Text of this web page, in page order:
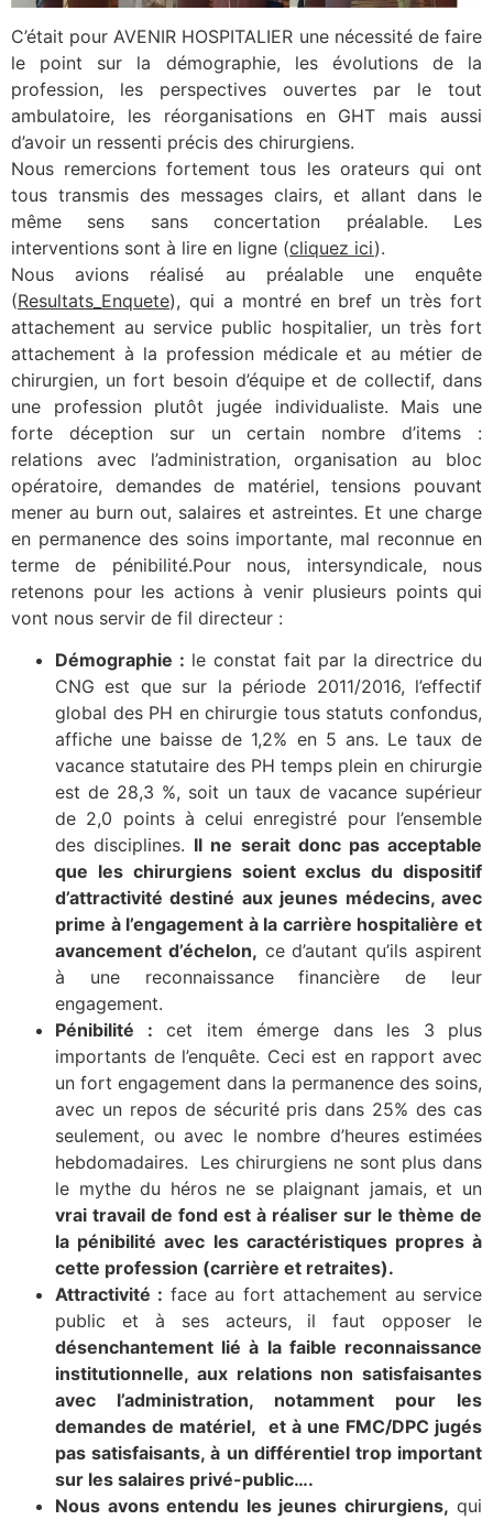
C’était pour AVENIR HOSPITALIER une nécessité de faire
le point sur la démographie, les évolutions de la
profession, les perspectives ouvertes par le tout
ambulatoire, les réorganisations en GHT mais aussi
d’avoir un ressenti précis des chirurgiens.
Nous remercions fortement tous les orateurs qui ont
tous transmis des messages clairs, et allant dans le
même sens sans concertation préalable. Les
interventions sont à lire en ligne (cliquez ici).
Nous avions réalisé au préalable une enquête
(Resultats_Enquete), qui a montré en bref un très fort
attachement au service public hospitalier, un très fort
attachement à la profession médicale et au métier de
chirurgien, un fort besoin d’équipe et de collectif, dans
une profession plutôt jugée individualiste. Mais une
forte déception sur un certain nombre d’items :
relations avec l’administration, organisation au bloc
opératoire, demandes de matériel, tensions pouvant
mener au burn out, salaires et astreintes. Et une charge
en permanence des soins importante, mal reconnue en
terme de pénibilité.Pour nous, intersyndicale, nous
retenons pour les actions à venir plusieurs points qui
vont nous servir de fil directeur :
Démographie : le constat fait par la directrice du
CNG est que sur la période 2011/2016, l’effectif
global des PH en chirurgie tous statuts confondus,
affiche une baisse de 1,2% en 5 ans. Le taux de
vacance statutaire des PH temps plein en chirurgie
est de 28,3 %, soit un taux de vacance supérieur
de 2,0 points à celui enregistré pour l’ensemble
des disciplines. Il ne serait donc pas acceptable
que les chirurgiens soient exclus du dispositif
d’attractivité destiné aux jeunes médecins, avec
prime à l’engagement à la carrière hospitalière et
avancement d’échelon, ce d’autant qu’ils aspirent
à une reconnaissance financière de leur
engagement.
Pénibilité : cet item émerge dans les 3 plus
importants de l’enquête. Ceci est en rapport avec
un fort engagement dans la permanence des soins,
avec un repos de sécurité pris dans 25% des cas
seulement, ou avec le nombre d’heures estimées
hebdomadaires. Les chirurgiens ne sont plus dans
le mythe du héros ne se plaignant jamais, et un
vrai travail de fond est à réaliser sur le thème de
la pénibilité avec les caractéristiques propres à
cette profession (carrière et retraites).
Attractivité : face au fort attachement au service
public et à ses acteurs, il faut opposer le
désenchantement lié à la faible reconnaissance
institutionnelle, aux relations non satisfaisantes
avec l’administration, notamment pour les
demandes de matériel, et à une FMC/DPC jugés
pas satisfaisants, à un différentiel trop important
sur les salaires privé-public….
Nous avons entendu les jeunes chirurgiens, qui